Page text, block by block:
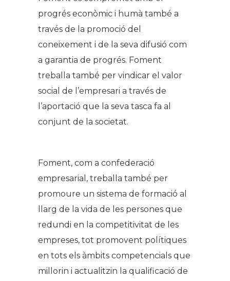
progrés econòmic i humà també a
través de la promoció del
coneixement i de la seva difusió com
a garantia de progrés. Foment
treballa també per vindicar el valor
social de l’empresari a través de
l’aportació que la seva tasca fa al
conjunt de la societat.
Foment, com a confederació
empresarial, treballa també per
promoure un sistema de formació al
llarg de la vida de les persones que
redundi en la competitivitat de les
empreses, tot promovent polítiques
en tots els àmbits competencials que
millorin i actualitzin la qualificació de